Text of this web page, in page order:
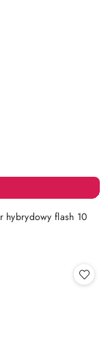
hybrydowy flash 10